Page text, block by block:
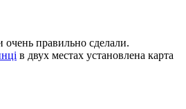
правильно сделали.
в двух местах установлена карта